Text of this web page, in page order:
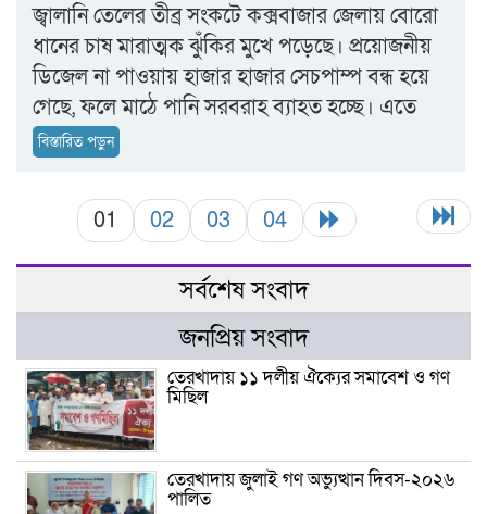
জ্বালানি তেলের তীব্র সংকটে কক্সবাজার জেলায় বোরো
ধানের চাষ মারাত্মক ঝুঁকির মুখে পড়েছে। প্রয়োজনীয়
ডিজেল না পাওয়ায় হাজার হাজার সেচপাম্প বন্ধ হয়ে
গেছে, ফলে মাঠে পানি সরবরাহ ব্যাহত হচ্ছে। এতে
বিস্তারিত পড়ুন
01 02 03 04
সর্বশেষ সংবাদ
জনপ্রিয় সংবাদ
তেরখাদায় ১১ দলীয় ঐক্যের সমাবেশ ও গণ
মিছিল
তেরখাদায় জুলাই গণ অভ্যুত্থান দিবস-২০২৬
পালিত